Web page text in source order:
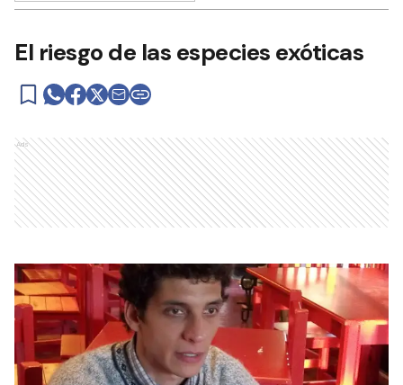
El riesgo de las especies exóticas
Ads